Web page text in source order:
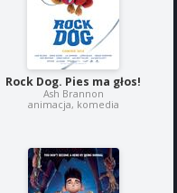
Rock Dog. Pies ma głos!
Ash Brannon
animacja, komedia